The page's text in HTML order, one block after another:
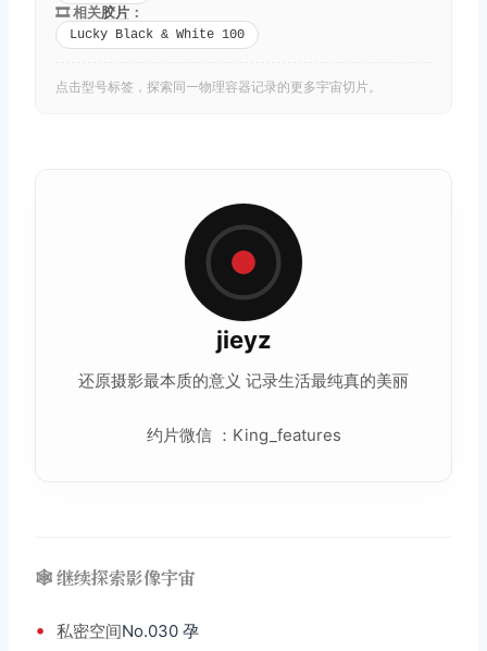
🎞️ 相关胶片 ：
Lucky Black & White 100
点击型号标签，探索同一物理容器记录的更多宇宙切片。
jieyz
还原摄影最本质的意义 记录生活最纯真的美丽
约片微信 ：King_features
🕸️ 继续探索影像宇宙
• 私密空间No.030 孕